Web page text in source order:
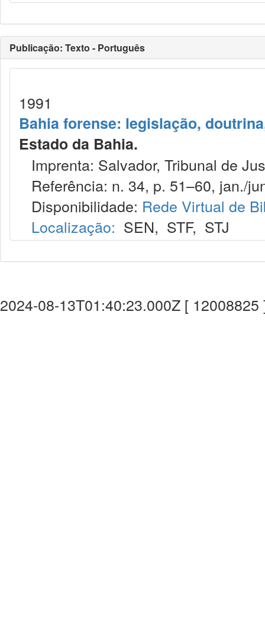
Publicação: Texto - Português
1991
Bahia forense: legislação,
Estado da Bahia.
Imprenta: Salvador, Tribunal de
Referência: n. 34, p. 51–60, jan./
Disponibilidade: Rede Virtual de
Localização: SEN, STF, STJ
2024-08-13T01:40:23.000Z [ 12008825